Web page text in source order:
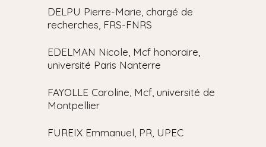
DELPU Pierre-Marie, chargé de
recherches, FRS-FNRS
EDELMAN Nicole, Mcf honoraire,
université Paris Nanterre
FAYOLLE Caroline, Mcf, université de
Montpellier
FUREIX Emmanuel, PR, UPEC